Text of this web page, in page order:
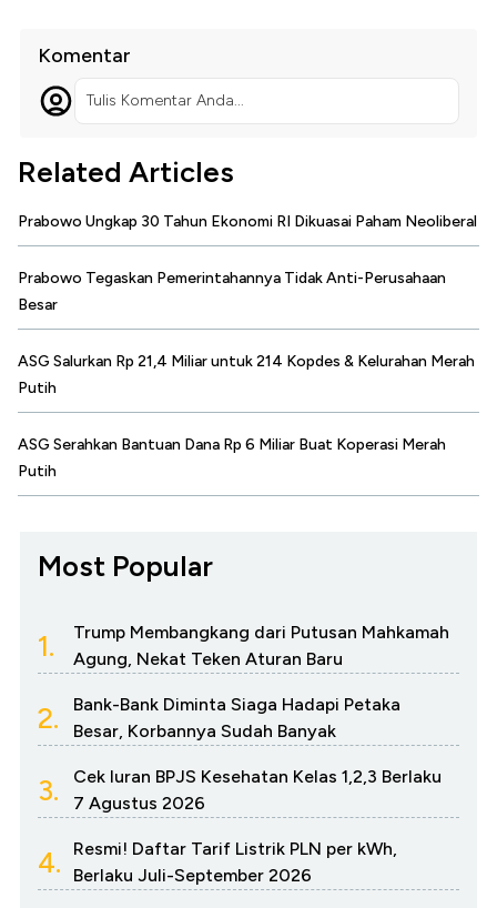
Komentar
Tulis Komentar Anda...
Related Articles
Prabowo Ungkap 30 Tahun Ekonomi RI Dikuasai Paham Neoliberal
Prabowo Tegaskan Pemerintahannya Tidak Anti-Perusahaan
Besar
ASG Salurkan Rp 21,4 Miliar untuk 214 Kopdes & Kelurahan Merah
Putih
ASG Serahkan Bantuan Dana Rp 6 Miliar Buat Koperasi Merah
Putih
Most Popular
1.
Trump Membangkang dari Putusan Mahkamah
Agung, Nekat Teken Aturan Baru
2.
Bank-Bank Diminta Siaga Hadapi Petaka
Besar, Korbannya Sudah Banyak
3.
Cek Iuran BPJS Kesehatan Kelas 1,2,3 Berlaku
7 Agustus 2026
4.
Resmi! Daftar Tarif Listrik PLN per kWh,
Berlaku Juli-September 2026